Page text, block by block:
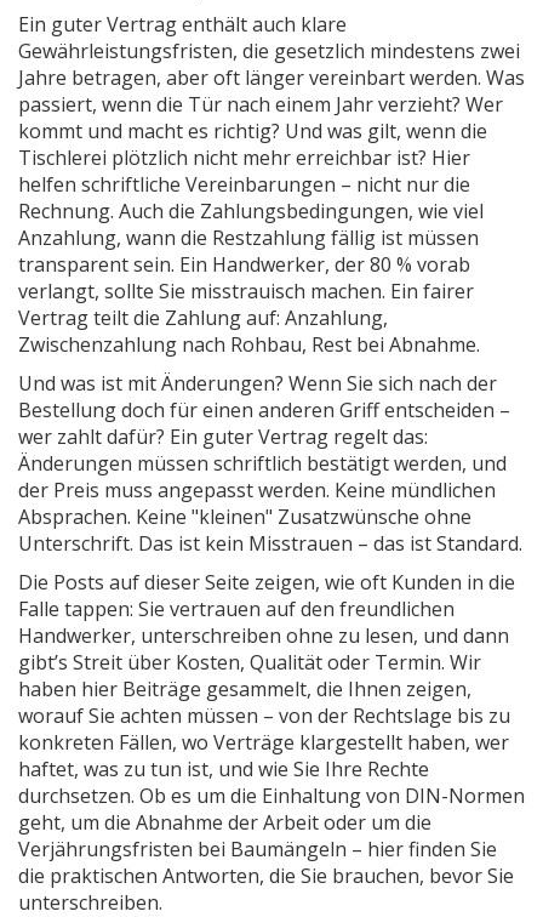
Ein guter Vertrag enthält auch klare
Gewährleistungsfristen, die gesetzlich mindestens zwei
Jahre betragen, aber oft länger vereinbart werden. Was
passiert, wenn die Tür nach einem Jahr verzieht? Wer
kommt und macht es richtig? Und was gilt, wenn die
Tischlerei plötzlich nicht mehr erreichbar ist? Hier
helfen schriftliche Vereinbarungen – nicht nur die
Rechnung. Auch die Zahlungsbedingungen, wie viel
Anzahlung, wann die Restzahlung fällig ist müssen
transparent sein. Ein Handwerker, der 80 % vorab
verlangt, sollte Sie misstrauisch machen. Ein fairer
Vertrag teilt die Zahlung auf: Anzahlung,
Zwischenzahlung nach Rohbau, Rest bei Abnahme.
Und was ist mit Änderungen? Wenn Sie sich nach der
Bestellung doch für einen anderen Griff entscheiden –
wer zahlt dafür? Ein guter Vertrag regelt das:
Änderungen müssen schriftlich bestätigt werden, und
der Preis muss angepasst werden. Keine mündlichen
Absprachen. Keine "kleinen" Zusatzwünsche ohne
Unterschrift. Das ist kein Misstrauen – das ist Standard.
Die Posts auf dieser Seite zeigen, wie oft Kunden in die
Falle tappen: Sie vertrauen auf den freundlichen
Handwerker, unterschreiben ohne zu lesen, und dann
gibt’s Streit über Kosten, Qualität oder Termin. Wir
haben hier Beiträge gesammelt, die Ihnen zeigen,
worauf Sie achten müssen – von der Rechtslage bis zu
konkreten Fällen, wo Verträge klargestellt haben, wer
haftet, was zu tun ist, und wie Sie Ihre Rechte
durchsetzen. Ob es um die Einhaltung von DIN-Normen
geht, um die Abnahme der Arbeit oder um die
Verjährungsfristen bei Baumängeln – hier finden Sie
die praktischen Antworten, die Sie brauchen, bevor Sie
unterschreiben.